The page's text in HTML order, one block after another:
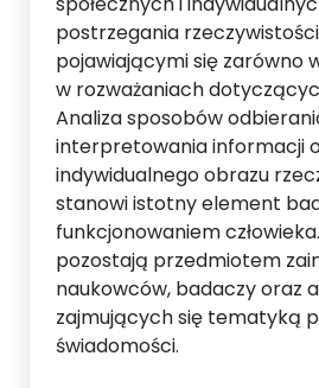
postrzegania
pojawiającymi się zarówno
w rozważaniach
Analiza sposobów
interpretowania informacji
indywidualnego obrazu
stanowi istotny element
funkcjonowaniem
pozostają przedmiotem
naukowców, badaczy oraz
zajmujących się tematyką
świadomości.